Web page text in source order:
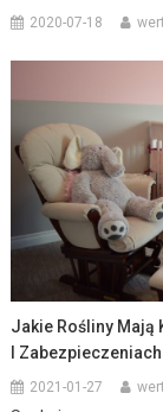
2020-07-18
Jakie Rośliny Mają
I Zabezpieczeniach
2021-01-27